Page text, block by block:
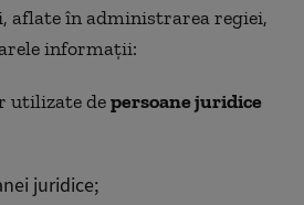
aflate în administrarea regiei,
informații:
utilizate depersoane juridice
juridice;